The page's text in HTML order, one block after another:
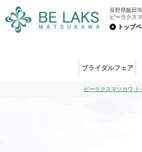
長野県飯田
ビーラクス
トップ
ブライダルフェア
ビーラクスマツカワ ト